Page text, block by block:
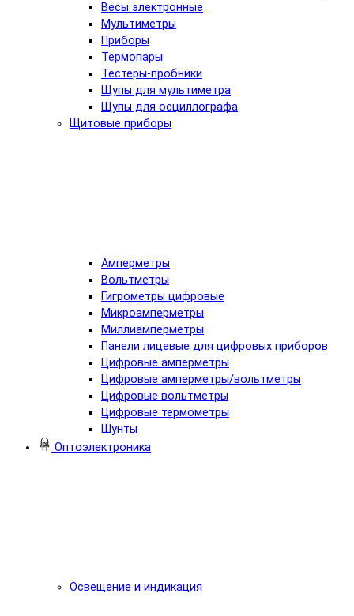
Весы электронные
Мультиметры
Приборы
Термопары
Тестеры-пробники
Щупы для мультиметра
Щупы для осциллографа
Щитовые приборы
Амперметры
Вольтметры
Гигрометры цифровые
Микроамперметры
Миллиамперметры
Панели лицевые для цифровых приборов
Цифровые амперметры
Цифровые амперметры/вольтметры
Цифровые вольтметры
Цифровые термометры
Шунты
Оптоэлектроника
Освещение и индикация